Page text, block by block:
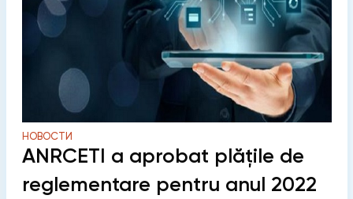
НОВОСТИ
ANRCETI a aprobat plățile de
reglementare pentru anul 2022